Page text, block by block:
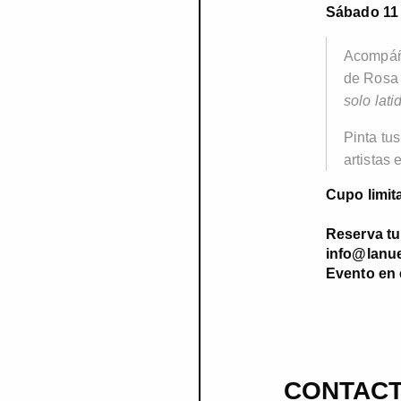
Sábado
de
solo
Pinta
artistas
Cupo
Reserva
Evento